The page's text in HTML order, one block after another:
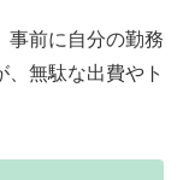
事前に自分の勤務
無駄な出費やト